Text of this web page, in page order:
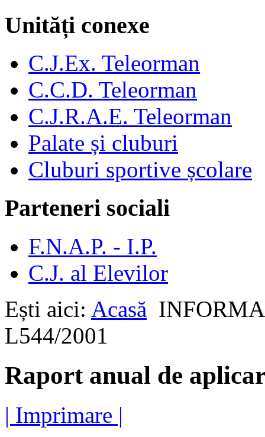
Unități conexe
C.J.Ex. Teleorman
C.C.D. Teleorman
C.J.R.A.E. Teleorman
Palate și cluburi
Cluburi sportive școlare
Parteneri sociali
F.N.A.P. - I.P.
C.J. al Elevilor
Ești aici: Acasă
L544/2001
Raport anual de
| Imprimare |